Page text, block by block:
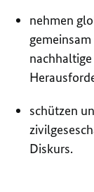
nehmen
schützen
Diskurs.